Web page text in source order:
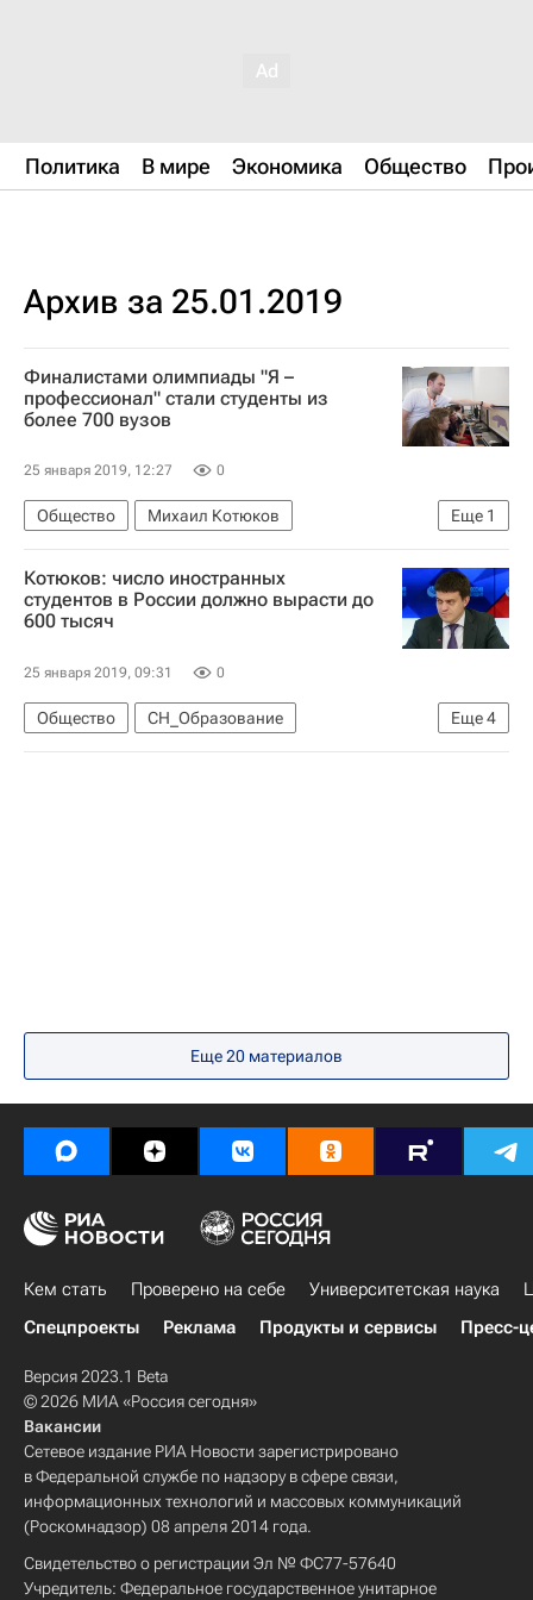
Политика В мире Экономика Общество
Архив за 25.01.2019
Финалистами олимпиады "Я –
профессионал" стали студенты из
более 700 вузов
25 января 2019, 12:27 0
Еще 1
Общество
Михаил Котюков
Навигатор абитуриента
Котюков: число иностранных
студентов в России должно вырасти до
600 тысяч
25 января 2019, 09:31 0
Еще4
Общество
СН_Образование
Михаил Котюков
Социальный навигатор
Еще 20 материалов
Кем стать Проверено на себе Университетская наука
Спецпроекты
Реклама Продукты и сервисы Пресс-
Версия 2023.1 Beta
© 2026 МИА «Россия сегодня»
Вакансии
Сетевое издание РИА Новости зарегистрировано
в Федеральной службе по надзору в сфере связи,
информационных технологий и массовых коммуникаций
(Роскомнадзор) 08 апреля 2014 года.
Свидетельство о регистрации Эл № ФС77-57640
Учредитель: Федеральное государственное унитарное